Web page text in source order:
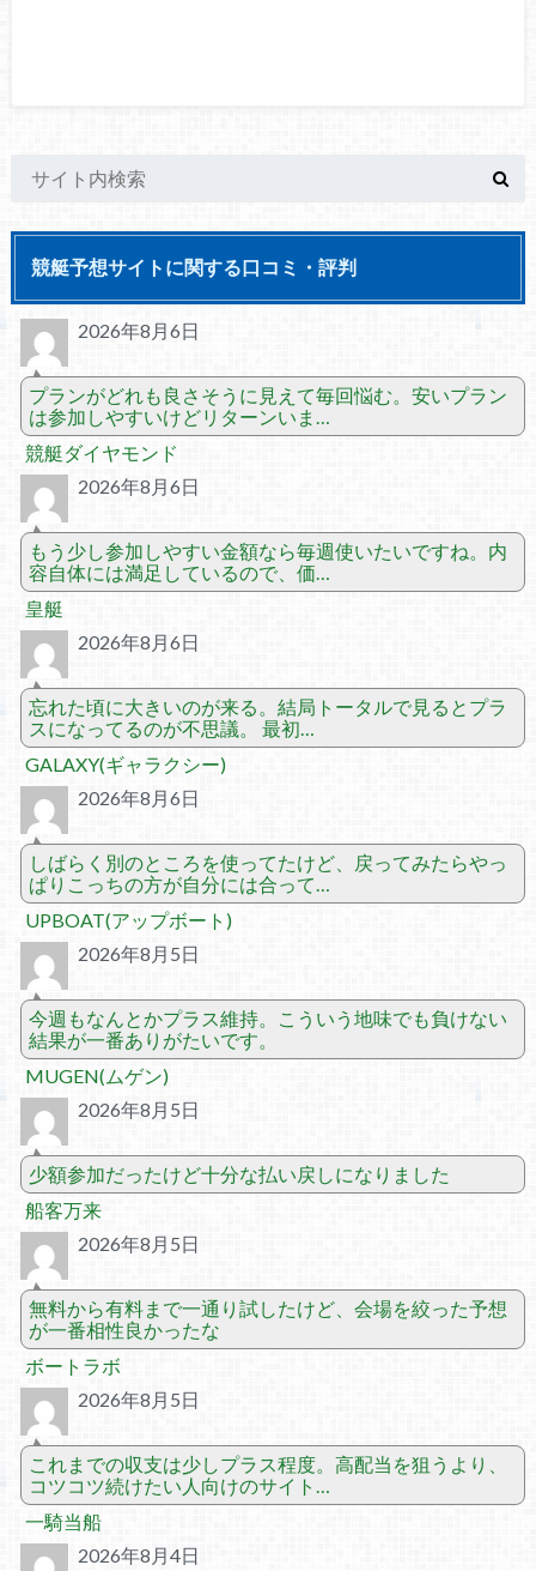
競艇予想サイトに関する口コミ・評判
2026年8月6日
プランがどれも良さそうに見えて毎回悩む。安いプラン
は参加しやすいけどリターンいま…
競艇ダイヤモンド
2026年8月6日
もう少し参加しやすい金額なら毎週使いたいですね。内
容自体には満足しているので、価…
皇艇
2026年8月6日
忘れた頃に大きいのが来る。結局トータルで見るとプラ
スになってるのが不思議。 最初…
GALAXY(ギャラクシー)
2026年8月6日
しばらく別のところを使ってたけど、戻ってみたらやっ
ぱりこっちの方が自分には合って…
UPBOAT(アップボート)
2026年8月5日
今週もなんとかプラス維持。こういう地味でも負けない
結果が一番ありがたいです。
MUGEN(ムゲン)
2026年8月5日
少額参加だったけど十分な払い戻しになりました
船客万来
2026年8月5日
無料から有料まで一通り試したけど、会場を絞った予想
が一番相性良かったな
ボートラボ
2026年8月5日
これまでの収支は少しプラス程度。高配当を狙うより、
コツコツ続けたい人向けのサイト…
一騎当船
2026年8月4日